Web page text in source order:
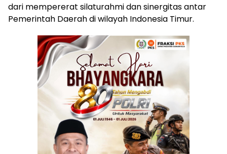
dari mempererat silaturahmi dan sinergitas antar
Pemerintah Daerah di wilayah Indonesia Timur.